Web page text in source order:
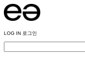
LOG IN 로그인